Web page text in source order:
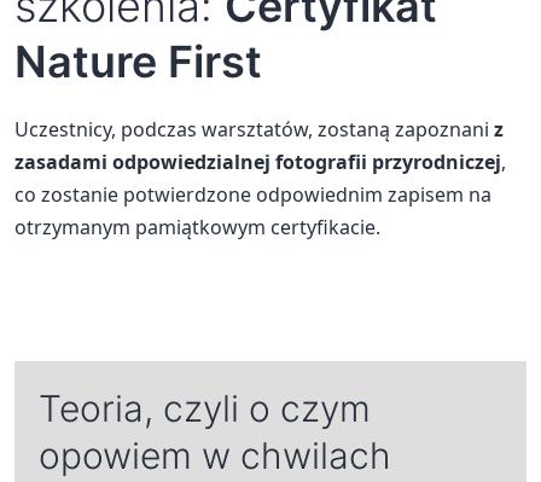
Nature First
Uczestnicy, podczas warsztatów, zostaną zapoznani z
zasadami odpowiedzialnej fotografii przyrodniczej,
co zostanie potwierdzone odpowiednim zapisem na
otrzymanym pamiątkowym certyfikacie.
Teoria, czyli o czym
opowiem w chwilach